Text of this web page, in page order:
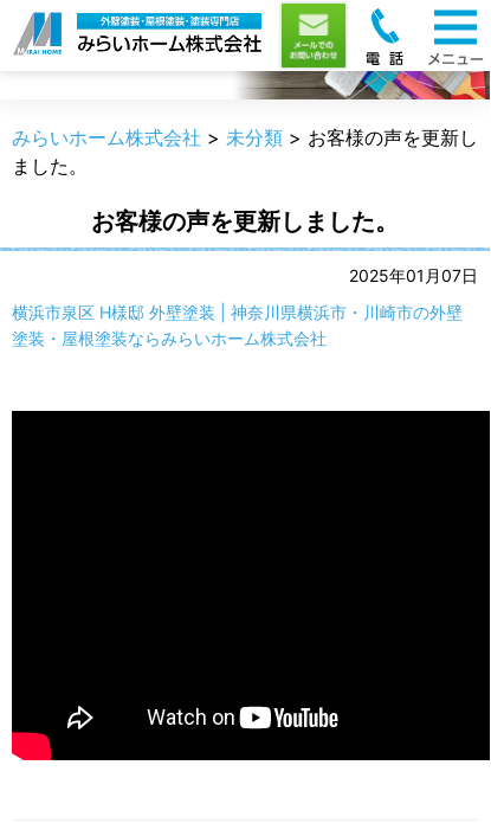
職人のうんちく
みらいホーム株式会社 > 未分類 > お客様の声を更新し
ました。
お客様の声を更新しました。
2025年01月07日
横浜市泉区 H様邸 外壁塗装 | 神奈川県横浜市・川崎市の外壁
塗装・屋根塗装ならみらいホーム株式会社